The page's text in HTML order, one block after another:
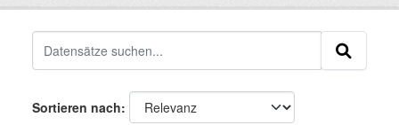
Sortieren nach